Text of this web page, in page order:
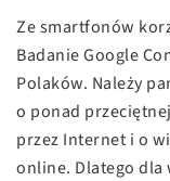
Ze smartfonów
Badanie Google
Polaków. Należy
o ponad
przez Internet i o
online. Dlatego dla